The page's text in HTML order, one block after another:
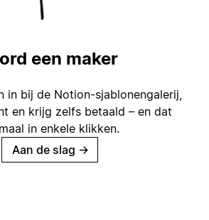
een maker
in bij de Notion-sjablonengalerij,
en krijg zelfs betaald – en dat
in enkele klikken.
Aan de slag →